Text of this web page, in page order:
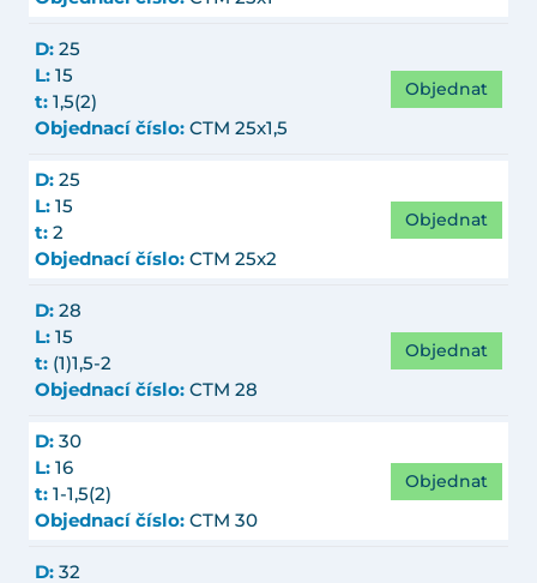
D: 25
L: 15
t: 1,5(2)
Objednací číslo: CTM 25x1,5
Objednat
D: 25
L: 15
t: 2
Objednací číslo: CTM 25x2
Objednat
D: 28
L: 15
t: (1)1,5-2
Objednací číslo: CTM 28
Objednat
D: 30
L: 16
t: 1-1,5(2)
Objednací číslo: CTM 30
Objednat
D: 32